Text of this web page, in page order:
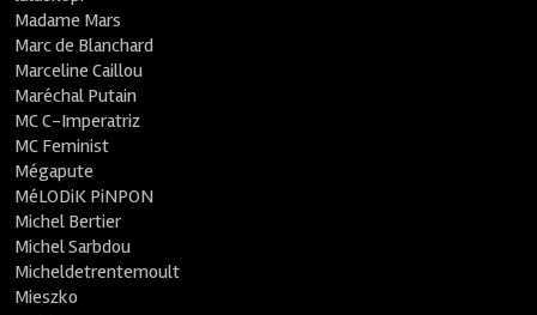
Madame Mars
Marc de Blanchard
Marceline Caillou
Maréchal Putain
MC C-Imperatriz
MC Feminist
Mégapute
MéLODiK PiNPON
Michel Bertier
Michel Sarbdou
Micheldetrentemoult
Mieszko